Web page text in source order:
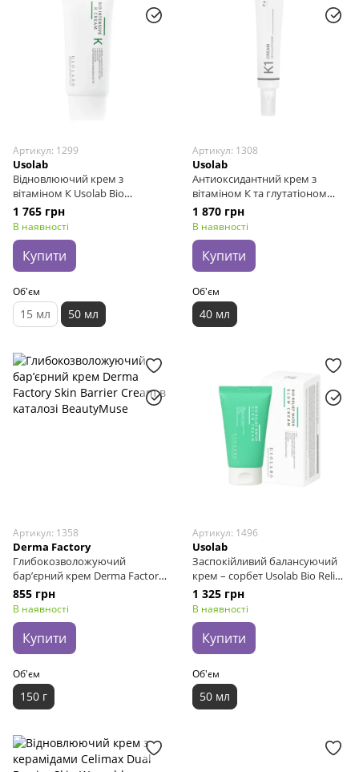
Артикул: 1299
Usolab
Відновлюючий крем з
вітаміном К Usolab Bio
Intensive K Cream, 50 мл
1 765 грн
В наявності
Купити
Об'єм
15 мл 50 мл
Артикул: 1308
Usolab
Антиоксидантний крем з
вітаміном К та глутатіоном
Usolab Palab K1 Cream with
Gluthathione, 40 мл
1 870 грн
В наявності
Купити
Об'єм
40 мл
Артикул: 1358
Derma Factory
Глибокозволожуючий
бар’єрний крем Derma Factory
Skin Barrier Cream, 150 г
855 грн
В наявності
Купити
Об'єм
150 г
Артикул: 1496
Usolab
Заспокійливий балансуючий
крем – сорбет Usolab Bio Relief
Water Glow Cream, 50 мл
1 325 грн
В наявності
Купити
Об'єм
50 мл